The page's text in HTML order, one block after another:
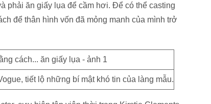
phải ăn giấy lụa để cầm hơi. Để có thể casting
để thân hình vốn đã mỏng manh của mình trở
tiết lộ những bí mật khó tin của làng mẫu.